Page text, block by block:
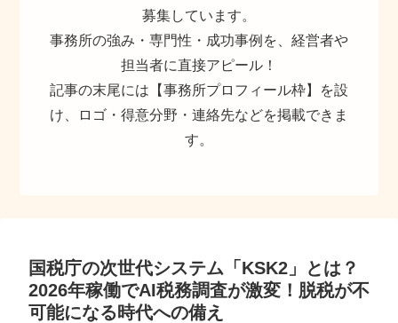
募集しています。
事務所の強み・専門性・成功事例を、経営者や
担当者に直接アピール！
記事の末尾には【事務所プロフィール枠】を設
け、ロゴ・得意分野・連絡先などを掲載できま
す。
国税庁の次世代システム「KSK2」とは？
2026年稼働でAI税務調査が激変！脱税が不
可能になる時代への備え